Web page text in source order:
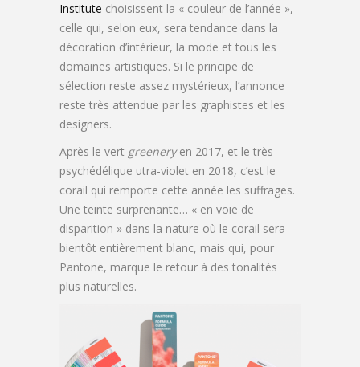
Institute choisissent la « couleur de l’année »,
celle qui, selon eux, sera tendance dans la
décoration d’intérieur, la mode et tous les
domaines artistiques. Si le principe de
sélection reste assez mystérieux, l’annonce
reste très attendue par les graphistes et les
designers.
Après le vert greeneryen 2017, et le très
psychédélique utra-violet en 2018, c’est le
corail qui remporte cette année les suffrages.
Une teinte surprenante… « en voie de
disparition » dans la nature où le corail sera
bientôt entièrement blanc, mais qui, pour
Pantone, marque le retour à des tonalités
plus naturelles.